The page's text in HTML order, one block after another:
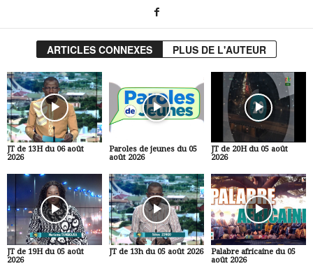
ARTICLES CONNEXES PLUS DE L'AUTEUR
JT de 13H du 06 août
2026
Paroles de jeunes du 05
août 2026
JT de 20H du 05 août
2026
JT de 19H du 05 août
2026
JT de 13h du 05 août 2026
Palabre africaine du 05
août 2026